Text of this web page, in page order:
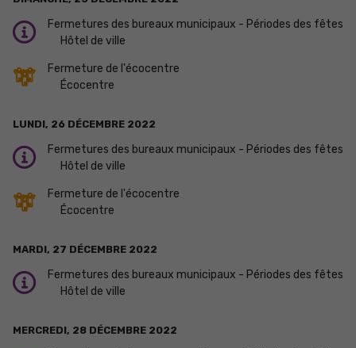
Fermetures des bureaux municipaux - Périodes des fêtes
Hôtel de ville
Fermeture de l'écocentre
Écocentre
LUNDI, 26 DÉCEMBRE 2022
Fermetures des bureaux municipaux - Périodes des fêtes
Hôtel de ville
Fermeture de l'écocentre
Écocentre
MARDI, 27 DÉCEMBRE 2022
Fermetures des bureaux municipaux - Périodes des fêtes
Hôtel de ville
MERCREDI, 28 DÉCEMBRE 2022